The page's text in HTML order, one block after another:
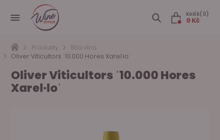
Košík(0)
0 Kč
Produkty
Bílá vína
Oliver Viticultors ˈ10.000 Hores Xarel·loˈ
Oliver Viticultors ˈ10.000 Hores
Xarel·loˈ